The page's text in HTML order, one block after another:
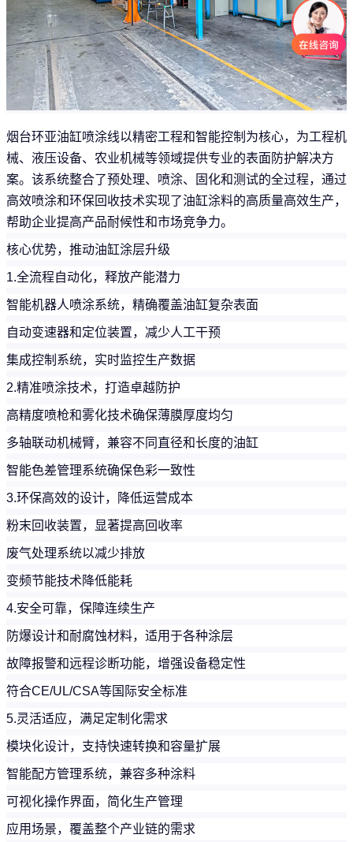
烟台环亚油缸喷涂线以精密工程和智能控制为核心，为工程机
械、液压设备、农业机械等领域提供专业的表面防护解决方
案。 该系统整合了预处理、喷涂、固化和测试的全过程，通过
高效喷涂和环保回收技术实现了油缸涂料的高质量高效生产，
帮助企业提高产品耐候性和市场竞争力。
核心优势，推动油缸涂层升级
1.全流程自动化，释放产能潜力
智能机器人喷涂系统，精确覆盖油缸复杂表面
自动变速器和定位装置，减少人工干预
集成控制系统，实时监控生产数据
2.精准喷涂技术，打造卓越防护
高精度喷枪和雾化技术确保薄膜厚度均匀
多轴联动机械臂，兼容不同直径和长度的油缸
智能色差管理系统确保色彩一致性
3.环保高效的设计，降低运营成本
粉末回收装置，显著提高回收率
废气处理系统以减少排放
变频节能技术降低能耗
4.安全可靠，保障连续生产
防爆设计和耐腐蚀材料，适用于各种涂层
故障报警和远程诊断功能，增强设备稳定性
符合CE/UL/CSA等国际安全标准
5.灵活适应，满足定制化需求
模块化设计，支持快速转换和容量扩展
智能配方管理系统，兼容多种涂料
可视化操作界面，简化生产管理
应用场景，覆盖整个产业链的需求